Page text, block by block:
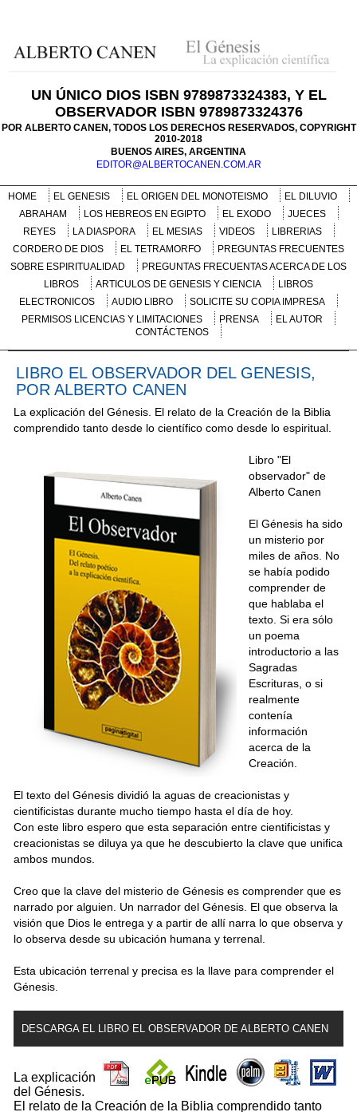
UN ÚNICO DIOS ISBN 9789873324383, Y EL
OBSERVADOR ISBN 9789873324376
POR ALBERTO CANEN, TODOS LOS DERECHOS RESERVADOS, COPYRIGHT
2010-2018
BUENOS AIRES, ARGENTINA
EDITOR@ALBERTOCANEN.COM.AR
HOME EL GENESIS EL ORIGEN DEL MONOTEISMO
EL DILUVIO
ABRAHAM
LOS HEBREOS EN EGIPTO EL EXODO
JUECES
REYES
LA DIASPORA EL MESIAS VIDEOS
LIBRERIAS
CORDERO DE DIOS
EL TETRAMORFO
PREGUNTAS FRECUENTES
SOBRE ESPIRITUALIDAD
PREGUNTAS FRECUENTAS ACERCA DE LOS
LIBROS
ARTICULOS DE GENESIS Y CIENCIA
LIBROS
ELECTRONICOS
AUDIO LIBRO
SOLICITE SU COPIA IMPRESA
PERMISOS LICENCIAS Y LIMITACIONES
PRENSA
EL AUTOR
CONTÁCTENOS
LIBRO EL OBSERVADOR DEL GENESIS,
POR ALBERTO CANEN
La explicación del Génesis. El relato de la Creación de la Biblia
comprendido tanto desde lo científico como desde lo espiritual.
Libro "El
observador" de
Alberto Canen
El Génesis ha sido
un misterio por
miles de años. No
se había podido
comprender de
que hablaba el
texto. Si era sólo
un poema
introductorio a las
Sagradas
Escrituras, o si
realmente
contenía
información
acerca de la
Creación.
El texto del Génesis dividió la aguas de creacionistas y
cientificistas durante mucho tiempo hasta el día de hoy.
Con este libro espero que esta separación entre cientificistas y
creacionistas se diluya ya que he descubierto la clave que unifica
ambos mundos.
Creo que la clave del misterio de Génesis es comprender que es
narrado por alguien. Un narrador del Génesis. El que observa la
visión que Dios le entrega y a partir de allí narra lo que observa y
lo observa desde su ubicación humana y terrenal.
Esta ubicación terrenal y precisa es la llave para comprender el
Génesis.
DESCARGA EL LIBRO EL OBSERVADOR DE ALBERTO CANEN
La explicación
del Génesis.
El relato de la Creación de la Biblia comprendido tanto